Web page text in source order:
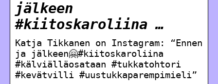
jälkeen
#kiitoskaroliina …
Katja Tikkanen on Instagram: “Ennen
ja jälkeen🤗#kiitoskaroliina
#kälviälläosataan #tukkatohtori
#kevätvilli #uustukkaparempimieli”